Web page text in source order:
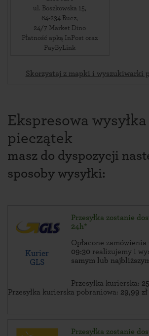
ul. Boszkowska 15,
64-234 Bucz,
24/7 Market Dino
Płatność apką InPost oraz
PayByLink
Skorzystaj z mapki i wyszukiwarki
Ekspresowa wysyłka
pieczątek
masz do dyspozycji
sposoby wysyłki:
Kurier
GLS
Przesyłka zostanie
24h*
Opłacone zamówienia
09:30 realizujemy i
samym lub
Przesyłka kurierska:
Przesyłka kurierska pobraniowa: 29,99
Przesyłka zostanie